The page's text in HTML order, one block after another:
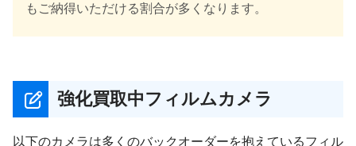
もご納得いただける割合が多くなります。
強化買取中フィルムカメラ
以下のカメラは多くのバックオーダーを抱えているフィル